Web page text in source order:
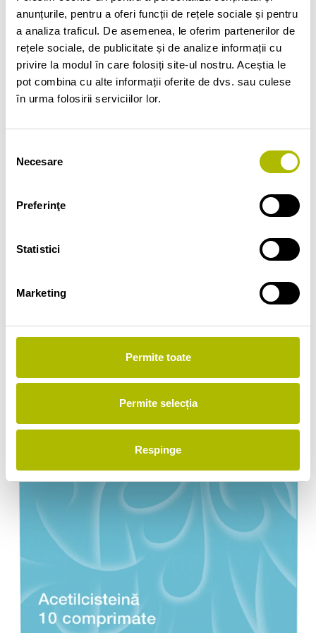
anunțurile, pentru a oferi funcții de rețele sociale și pentru
a analiza traficul. De asemenea, le oferim partenerilor de
rețele sociale, de publicitate și de analize informații cu
privire la modul în care folosiți site-ul nostru. Aceștia le
pot combina cu alte informații oferite de dvs. sau culese
în urma folosirii serviciilor lor.
consimțământului
Necesare
Preferinţe
Statistici
Marketing
Permite toate
Permite selecția
Respinge
precum mâncărime, urticarie, erupții
cutanate, bronhospasm, cefalee,
zgomot în urechi, dureri
abdominale, greață, vărsături și
diaree.